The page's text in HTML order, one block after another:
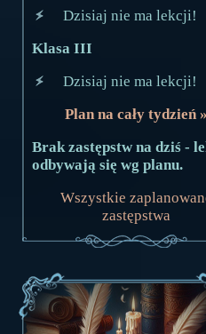
Dzisiaj nie ma lekcji!
Klasa III
Dzisiaj nie ma lekcji!
Plan na cały tydzień »
Brak zastępstw na dziś -
odbywają się wg planu.
Wszystkie
zastępstwa